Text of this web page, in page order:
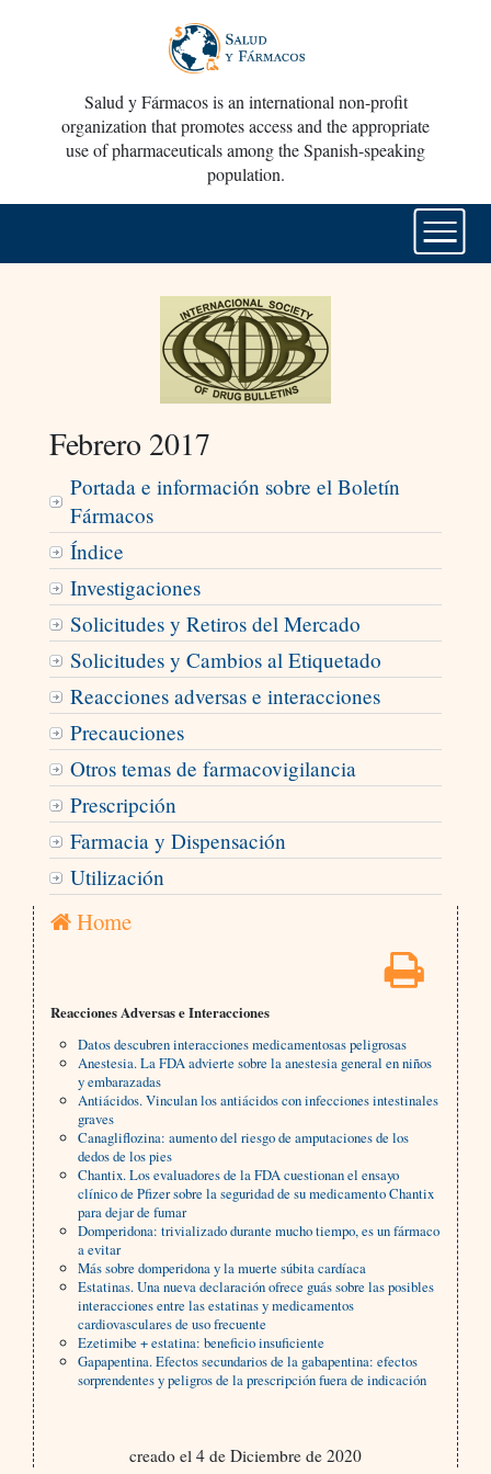
Salud y Fármacos is an international non-profit
organization that promotes access and the appropriate
use of pharmaceuticals among the Spanish-speaking
population.
Febrero 2017
Portada e información sobre el Boletín
Fármacos
Índice
Investigaciones
Solicitudes y Retiros del Mercado
Solicitudes y Cambios al Etiquetado
Reacciones adversas e interacciones
Precauciones
Otros temas de farmacovigilancia
Prescripción
Farmacia y Dispensación
Utilización
Home
Reacciones Adversas e Interacciones
Datos descubren interacciones medicamentosas peligrosas
Anestesia. La FDA advierte sobre la anestesia general en niños
y embarazadas
Antiácidos. Vinculan los antiácidos con infecciones intestinales
graves
Canagliflozina: aumento del riesgo de amputaciones de los
dedos de los pies
Chantix. Los evaluadores de la FDA cuestionan el ensayo
clínico de Pfizer sobre la seguridad de su medicamento Chantix
para dejar de fumar
Domperidona: trivializado durante mucho tiempo, es un fármaco
a evitar
Más sobre domperidona y la muerte súbita cardíaca
Estatinas. Una nueva declaración ofrece guás sobre las posibles
interacciones entre las estatinas y medicamentos
cardiovasculares de uso frecuente
Ezetimibe + estatina: beneficio insuficiente
Gapapentina. Efectos secundarios de la gabapentina: efectos
sorprendentes y peligros de la prescripción fuera de indicación
creado el 4 de Diciembre de 2020